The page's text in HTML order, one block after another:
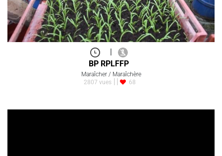
|
BP RPLFFP
Maraîcher / Maraîchère
2807 vues
68